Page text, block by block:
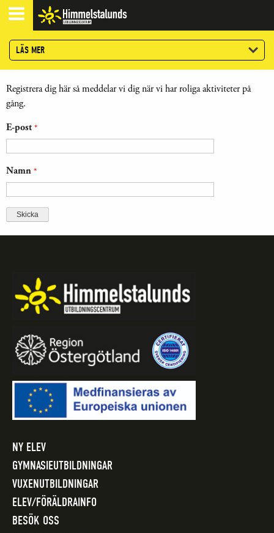
LÄS MER
Registrera dig här så meddelar vi dig när vi har roliga aktiviteter på
gång.
E-post *
Namn *
NY ELEV
GYMNASIEUTBILDNINGAR
VUXENUTBILDNINGAR
ELEV/FÖRÄLDRAINFO
BESÖK OSS